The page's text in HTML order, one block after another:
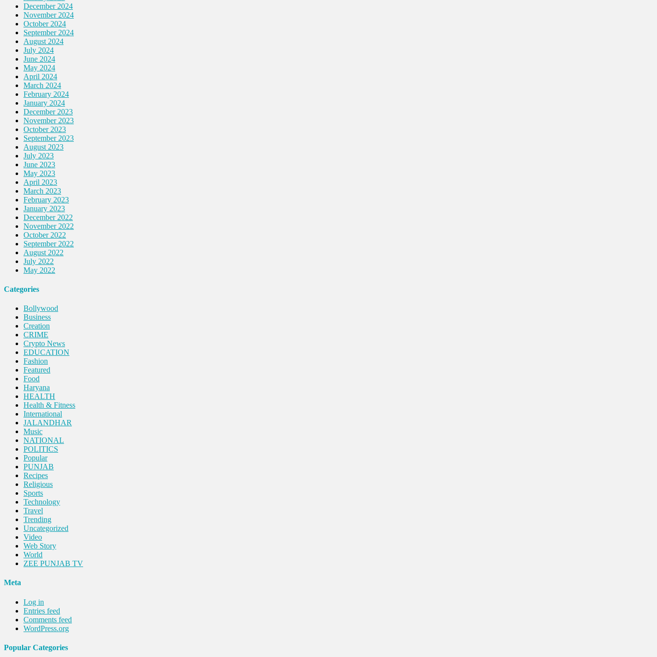
December 2024
November 2024
October 2024
September 2024
August 2024
July 2024
June 2024
May 2024
April 2024
March 2024
February 2024
January 2024
December 2023
November 2023
October 2023
September 2023
August 2023
July 2023
June 2023
May 2023
April 2023
March 2023
February 2023
January 2023
December 2022
November 2022
October 2022
September 2022
August 2022
July 2022
May 2022
Categories
Bollywood
Business
Creation
CRIME
Crypto News
EDUCATION
Fashion
Featured
Food
Haryana
HEALTH
Health & Fitness
International
JALANDHAR
Music
NATIONAL
POLITICS
Popular
PUNJAB
Recipes
Religious
Sports
Technology
Travel
Trending
Uncategorized
Video
Web Story
World
ZEE PUNJAB TV
Meta
Log in
Entries feed
Comments feed
WordPress.org
Popular Categories